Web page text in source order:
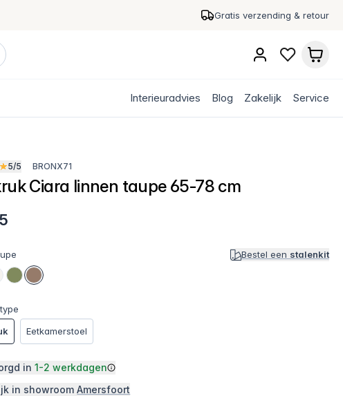
Gratis verzending & retour
Interieuradvies Blog Zakelijk Service
5/5 BRONX71
Ciara linnen taupe 65-78 cm
Bestel een stalenkit
Eetkamerstoel
in 1-2 werkdagen
in showroomAmersfoort